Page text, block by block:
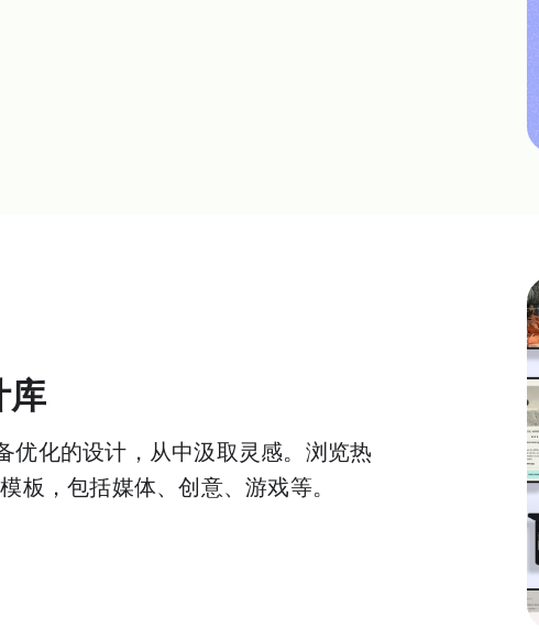
库
优化的设计，从中汲取灵感。浏览热
板，包括媒体、创意、游戏等。